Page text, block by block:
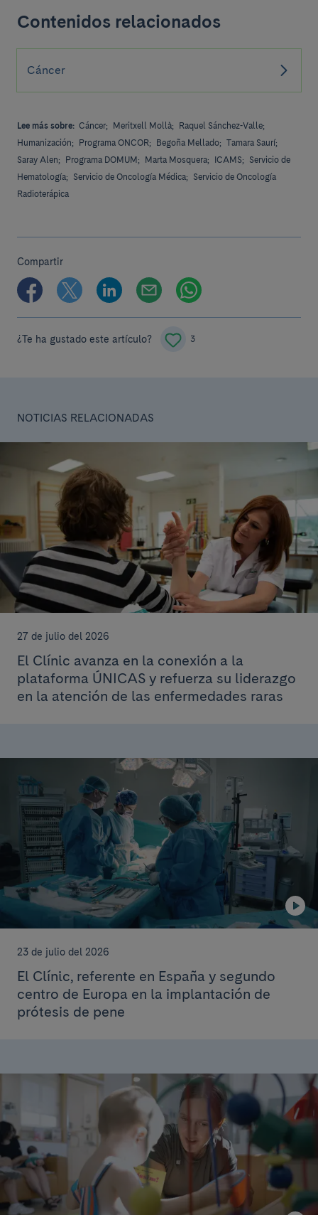
Contenidos relacionados
Cáncer
Lee más sobre: Cáncer; Meritxell Mollà;
Raquel Sánchez-Valle;
Humanización;
Programa ONCOR; Begoña Mellado; Tamara Saurí;
Saray Alen;
Programa DOMUM; Marta Mosquera; ICAMS;
Servicio de
Hematología;
Servicio de Oncología Médica;
Servicio de Oncología
Radioterápica
Compartir
¿Te ha gustado este artículo? 3
NOTICIAS RELACIONADAS
27 de julio del 2026
El Clínic avanza en la conexión a la
plataforma ÚNICAS y refuerza su liderazgo
en la atención de las enfermedades raras
23 de julio del 2026
El Clínic, referente en España y segundo
centro de Europa en la implantación de
prótesis de pene